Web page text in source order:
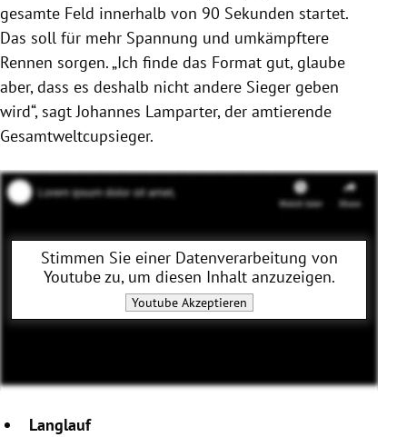
gesamte Feld innerhalb von 90 Sekunden startet.
Das soll für mehr Spannung und umkämpftere
Rennen sorgen. „Ich finde das Format gut, glaube
aber, dass es deshalb nicht andere Sieger geben
wird“, sagt Johannes Lamparter, der amtierende
Gesamtweltcupsieger.
Stimmen Sie einer Datenverarbeitung von
Youtubezu, um diesen Inhalt anzuzeigen.
YoutubeAkzeptieren
Langlauf